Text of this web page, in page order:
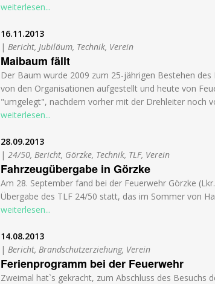
weiterlesen...
16.11.2013
| Bericht, Jubiläum, Technik, Verein
Maibaum fällt
Der Baum wurde 2009 zum 25-jährigen Bestehen
von den Organisationen aufgestellt und heute von
"umgelegt", nachdem vorher mit der Drehleiter noch
weiterlesen...
28.09.2013
| 24/50, Bericht, Görzke, Technik, TLF, Verein
Fahrzeugübergabe in Görzke
Am 28. September fand bei der Feuerwehr Görzke
Übergabe des TLF 24/50 statt, das im Sommer von
weiterlesen...
14.08.2013
| Bericht, Brandschutzerziehung, Verein
Ferienprogramm bei der Feuerwehr
Zweimal hat`s gekracht, zum Abschluss des Besuchs